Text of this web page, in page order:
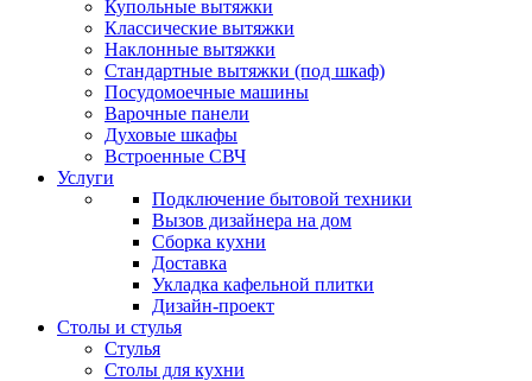
Купольные вытяжки
Классические вытяжки
Наклонные вытяжки
Стандартные вытяжки (под шкаф)
Посудомоечные машины
Варочные панели
Духовые шкафы
Встроенные СВЧ
Услуги
Подключение бытовой техники
Вызов дизайнера на дом
Сборка кухни
Доставка
Укладка кафельной плитки
Дизайн-проект
Столы и стулья
Стулья
Столы для кухни